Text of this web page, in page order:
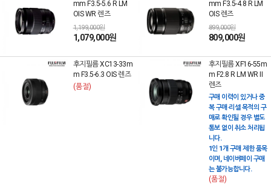
mm F3.5-5.6 R LM
OIS WR 렌즈
1,199,000원
1,079,000원
mm F3.5-4.8 R LM
OIS 렌즈
899,000원
809,000원
후지필름 XC13-33m
m F3.5-6.3 OIS 렌즈
(품절)
후지필름 XF16-55m
m F2.8 R LM WR II
렌즈
구매 이력이 있거나 중
복 구매·리셀 목적의 구
매로 확인될 경우 별도
통보 없이 취소 처리됩
니다.
1인 1개 구매 제한 품목
이며, 네이버페이 구매
는 불가능합니다.
(품절)